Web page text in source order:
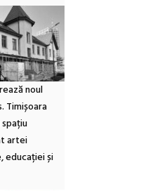
noul
Timișoara
artei
educației și